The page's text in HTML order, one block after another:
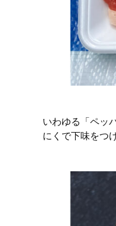
いわゆる「ペッ
にくで下味をつ